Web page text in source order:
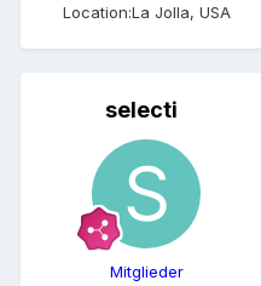
Location:La Jolla, USA
selecti
Mitglieder